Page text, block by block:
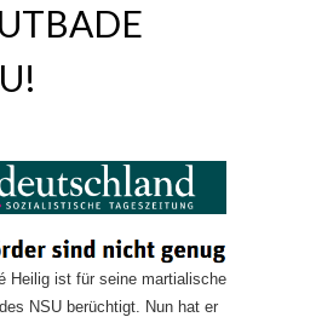
Heilig ist für seine martialische
NSU berüchtigt. Nun hat er